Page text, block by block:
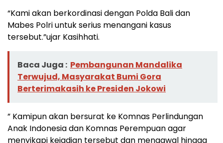
“Kami akan berkordinasi dengan Polda Bali dan
Mabes Polri untuk serius menangani kasus
tersebut.”ujar Kasihhati.
Baca Juga : Pembangunan Mandalika
Terwujud, Masyarakat Bumi Gora
Berterimakasih ke Presiden Jokowi
” Kamipun akan bersurat ke Komnas Perlindungan
Anak Indonesia dan Komnas Perempuan agar
menyikapi kejadian tersebut dan mengawal hingga